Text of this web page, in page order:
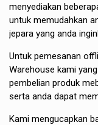
menyediakan
untuk memudahkan
jepara yang anda
Untuk pemesanan
Warehouse kami
pembelian produk
serta anda dapat
Kami mengucapkan